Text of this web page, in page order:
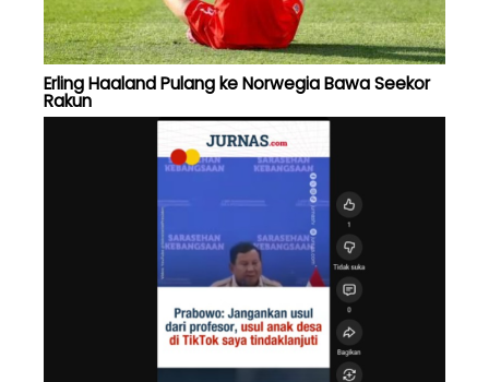
Erling Haaland Pulang ke Norwegia Bawa Seekor
Rakun